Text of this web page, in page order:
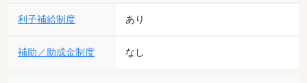
利子補給制度 あり
補助／助成金制度 なし